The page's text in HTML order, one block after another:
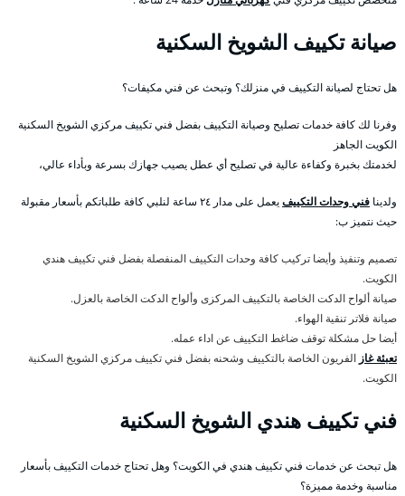
صيانة تكييف الشويخ السكنية
هل تحتاج لصيانة التكييف في منزلك؟ وتبحث عن فني مكيفات؟
وفرنا لك كافة خدمات تصليح وصيانة التكييف بفضل فني تكييف مركزي الشويخ السكنية
الكويت الجاهز
لخدمتك بخبرة وكفاءة عالية في تصليح أي عطل يصيب جهازك بسرعة وبأداء عالي،
ولدينا فني وحدات التكييف
يعمل على مدار ٢٤ ساعة لنلبي كافة طلباتكم بأسعار مقبولة
حيث نتميز ب:
تصميم وتنفيذ وأيضا تركيب كافة وحدات التكييف المنفصلة بفضل فني تكييف هندي
الكويت.
صيانة ألواح الدكت الخاصة بالتكييف المركزى وألواح الدكت الخاصة بالعزل.
صيانة فلاتر تنقية الهواء.
أيضا حل مشكلة توقف ضاغط التكييف عن اداء عمله.
تعبئة غاز الفريون الخاصة بالتكييف وشحنه بفضل فني تكييف مركزي الشويخ السكنية
الكويت.
فني تكييف هندي الشويخ السكنية
هل تبحث عن خدمات فني تكييف هندي في الكويت؟ وهل تحتاج خدمات التكييف بأسعار
مناسبة وخدمة مميزة؟